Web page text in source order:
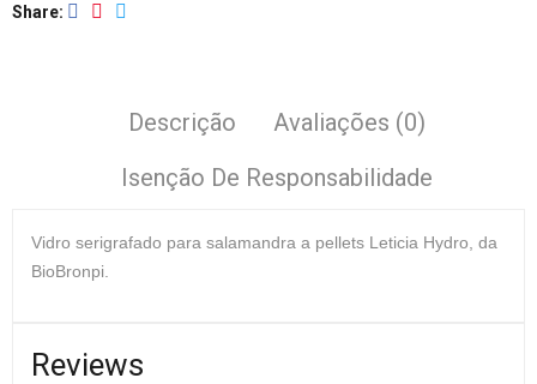
Share
Descrição
Avaliações (0)
Isenção De Responsabilidade
Vidro serigrafado para salamandra a pellets Leticia Hydro, da
BioBronpi.
Reviews